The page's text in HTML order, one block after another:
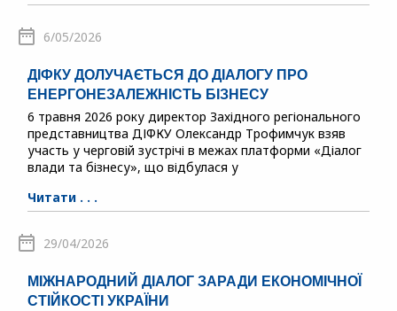
6/05/2026
ДІФКУ ДОЛУЧАЄТЬСЯ ДО ДІАЛОГУ ПРО
ЕНЕРГОНЕЗАЛЕЖНІСТЬ БІЗНЕСУ
6 травня 2026 року директор Західного регіонального
представництва ДІФКУ Олександр Трофимчук взяв
участь у черговій зустрічі в межах платформи «Діалог
влади та бізнесу», що відбулася у
Читати . . .
29/04/2026
МІЖНАРОДНИЙ ДІАЛОГ ЗАРАДИ ЕКОНОМІЧНОЇ
СТІЙКОСТІ УКРАЇНИ